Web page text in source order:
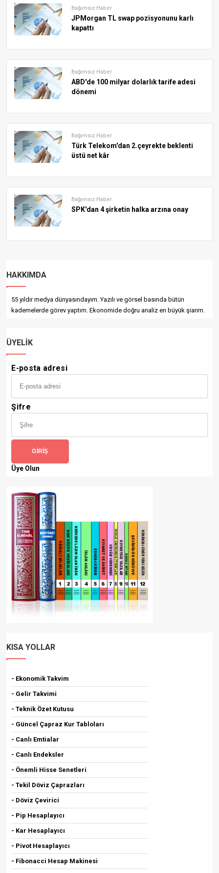
Bağımsız Haber
JPMorgan TL swap pozisyonunu karlı
kapattı
Bağımsız Haber
ABD'de 100 milyar dolarlık tarife adesi
dönemi
Bağımsız Haber
Türk Telekom'dan 2.çeyrekte beklenti
üstü net kâr
Bağımsız Haber
SPK'dan 4 şirketin halka arzına onay
HAKKIMDA
55 yıldır medya dünyasındayım. Yazılı ve görsel basında bütün
kademelerde görev yaptım. Ekonomide doğru analiz en büyük şiarım.
ÜYELIK
E-posta adresi
Şifre
GIRIŞ
Üye Olun
KISA YOLLAR
- Ekonomik Takvim
- Gelir Takvimi
- Teknik Özet Kutusu
- Güncel Çapraz Kur Tabloları
- Canlı Emtialar
- Canlı Endeksler
- Önemli Hisse Senetleri
- Tekil Döviz Çaprazları
- Döviz Çevirici
- Pip Hesaplayıcı
- Kar Hesaplayıcı
- Pivot Hesaplayıcı
- Fibonacci Hesap Makinesi